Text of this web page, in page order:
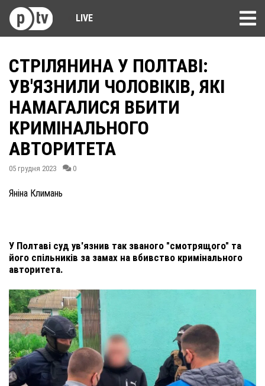
LIVE
СТРІЛЯНИНА У ПОЛТАВІ:
УВ'ЯЗНИЛИ ЧОЛОВІКІВ, ЯКІ
НАМАГАЛИСЯ ВБИТИ
КРИМІНАЛЬНОГО
АВТОРИТЕТА
05 грудня 2023 0
Яніна Климань
У Полтаві суд ув'язнив так званого "смотрящого" та
його спільників за замах на вбивство кримінального
авторитета.